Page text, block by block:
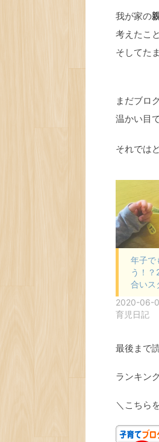
我が家の
考えたこ
そしてた
まだブロ
温かい目
それでは
年子で
う！？
合いス
2020-06-
育児日記
最後まで
ランキン
＼こちら